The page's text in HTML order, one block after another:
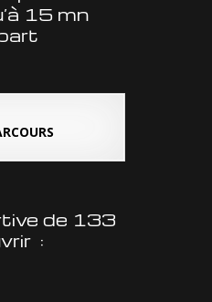
15 mn
de 133
: